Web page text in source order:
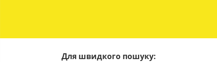
Для швидкого пошуку: